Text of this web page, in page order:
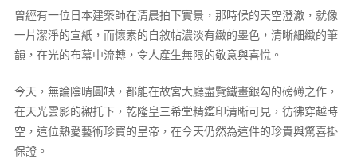
曾經有一位日本建築師在清晨拍下實景，那時候的天空澄澈，就像
一片潔淨的宣紙，而懷素的自敘帖濃淡有緻的墨色，清晰細緻的筆
韻，在光的布幕中流轉，令人產生無限的敬意與喜悅。
今天，無論陰晴圓缺，都能在故宮大廳盡覽鐵畫銀勾的磅礡之作，
在天光雲影的襯托下，乾隆皇三希堂精鑑印清晰可見，彷彿穿越時
空，這位熱愛藝術珍寶的皇帝，在今天仍然為這件的珍貴與驚喜掛
保證。